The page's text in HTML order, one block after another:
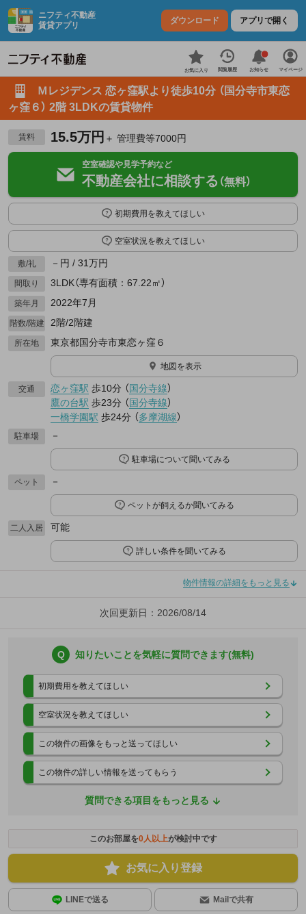
ニフティ不動産
賃貸アプリ
ダウンロード アプリで開く
お気に入り 閲覧履歴 お知らせ マイページ
Ｍレジデンス 恋ヶ窪駅より徒歩10分 （国分寺市東恋
ヶ窪６） 2階 3LDKの賃貸物件
賃料 15.5万円 ＋ 管理費等7000円
空室確認や見学予約など
不動産会社に相談する （無料）
初期費用を教えてほしい
空室状況を教えてほしい
敷/礼 －円 / 31万円
間取り 3LDK（専有面積：67.22㎡）
築年月 2022年7月
階数/階建 2階/2階建
所在地 東京都国分寺市東恋ヶ窪６
地図を表示
交通 恋ヶ窪駅 歩10分 （国分寺線）
鷹の台駅 歩23分 （国分寺線）
一橋学園駅 歩24分 （多摩湖線）
駐車場 －
駐車場について聞いてみる
ペット －
ペットが飼えるか聞いてみる
二人入居 可能
詳しい条件を聞いてみる
物件情報の詳細をもっと見る
次回更新日：2026/08/14
Q 知りたいことを気軽に質問できます(無料)
初期費用を教えてほしい
空室状況を教えてほしい
この物件の画像をもっと送ってほしい
この物件の詳しい情報を送ってもらう
質問できる項目をもっと見る
このお部屋を0人以上が検討中です
お気に入り登録
LINEで送る Mailで共有